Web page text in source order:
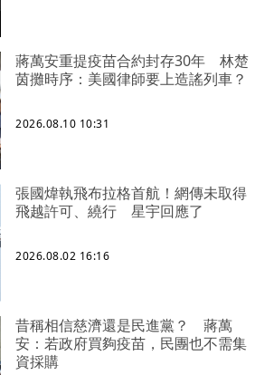
蔣萬安重提疫苗合約封存30年 林楚
茵攤時序：美國律師要上造謠列車？
2026.08.10 10:31
張國煒執飛布拉格首航！網傳未取得
飛越許可、繞行 星宇回應了
2026.08.02 16:16
昔稱相信慈濟還是民進黨？ 蔣萬
安：若政府買夠疫苗，民團也不需集
資採購